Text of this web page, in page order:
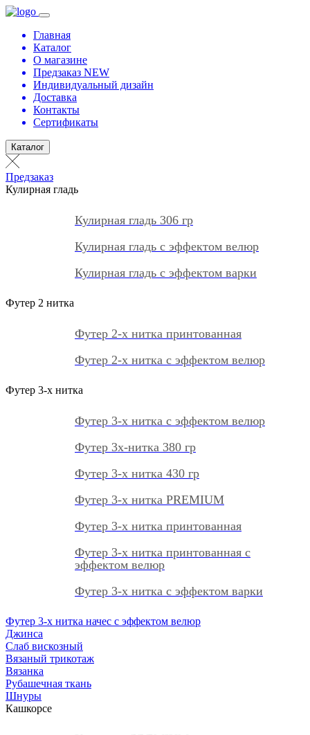
Главная
Каталог
О магазине
Предзаказ NEW
Индивидуальный дизайн
Доставка
Контакты
Сертификаты
Каталог
Предзаказ
Кулирная гладь
Кулирная гладь 306 гр
Кулирная гладь с эффектом велюр
Кулирная гладь с эффектом варки
Футер 2 нитка
Футер 2-х нитка принтованная
Футер 2-х нитка с эффектом велюр
Футер 3-х нитка
Футер 3-х нитка с эффектом велюр
Футер 3х-нитка 380 гр
Футер 3-х нитка 430 гр
Футер 3-х нитка PREMIUM
Футер 3-х нитка принтованная
Футер 3-х нитка принтованная с
эффектом велюр
Футер 3-х нитка с эффектом варки
Футер 3-х нитка начес с эффектом велюр
Джинса
Слаб вискозный
Вязаный трикотаж
Вязанка
Рубашечная ткань
Шнуры
Кашкорсе